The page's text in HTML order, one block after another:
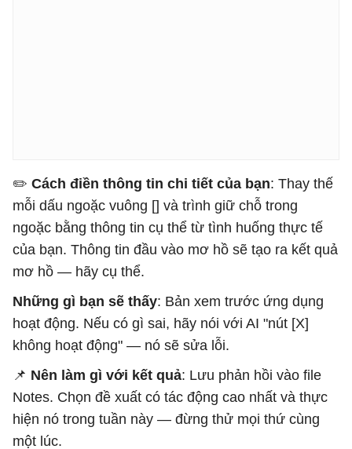
✏️ ​​Cách điền thông tin chi tiết của bạn: Thay thế
mỗi dấu ngoặc vuông [] và trình giữ chỗ trong
ngoặc bằng thông tin cụ thể từ tình huống thực tế
của bạn. Thông tin đầu vào mơ hồ sẽ tạo ra kết quả
mơ hồ — hãy cụ thể.
Những gì bạn sẽ thấy: Bản xem trước ứng dụng
hoạt động. Nếu có gì sai, hãy nói với AI "nút [X]
không hoạt động" — nó sẽ sửa lỗi.
📌 Nên làm gì với kết quả: Lưu phản hồi vào file
Notes. Chọn đề xuất có tác động cao nhất và thực
hiện nó trong tuần này — đừng thử mọi thứ cùng
một lúc.